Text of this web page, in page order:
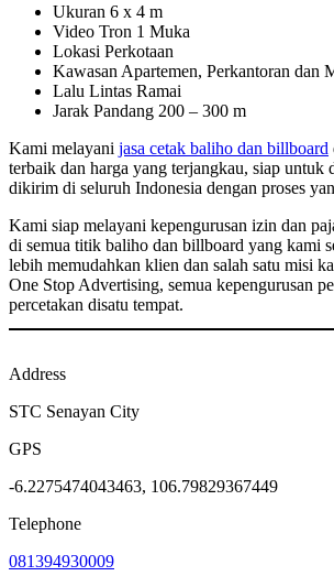
Ukuran 6 x 4 m
Video Tron 1 Muka
Lokasi Perkotaan
Kawasan Apartemen, Perkantoran dan
Lalu Lintas Ramai
Jarak Pandang 200 – 300 m
Kami melayani jasa cetak baliho dan billboard
terbaik dan harga yang terjangkau, siap untuk
dikirim di seluruh Indonesia dengan proses
Kami siap melayani kepengurusan izin dan
di semua titik baliho dan billboard yang kami
lebih memudahkan klien dan salah satu misi
One Stop Advertising, semua kepengurusan
percetakan disatu tempat.
Address
STC Senayan City
GPS
-6.2275474043463, 106.79829367449
Telephone
081394930009